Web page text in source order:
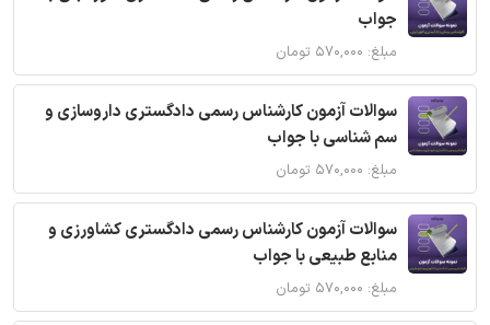
جواب
مبلغ: ۵۷۰,۰۰۰ تومان
سوالات آزمون کارشناس رسمی دادگستری داروسازی و
سم شناسی با جواب
مبلغ: ۵۷۰,۰۰۰ تومان
سوالات آزمون کارشناس رسمی دادگستری کشاورزی و
منابع طبیعی با جواب
مبلغ: ۵۷۰,۰۰۰ تومان